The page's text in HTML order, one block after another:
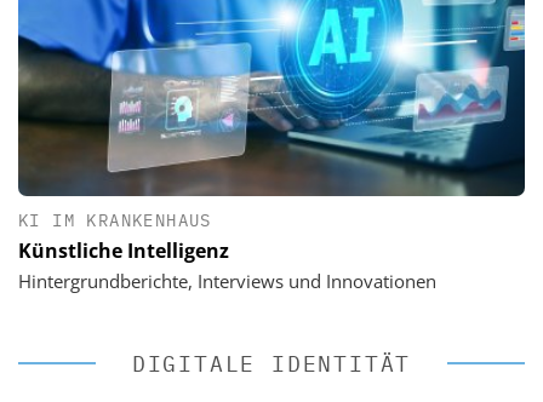
KI IM KRANKENHAUS
Künstliche Intelligenz
Hintergrundberichte, Interviews und Innovationen
DIGITALE IDENTITÄT